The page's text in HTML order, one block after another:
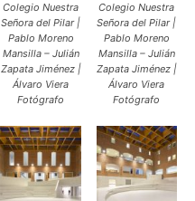
Colegio Nuestra
Señora del Pilar |
Pablo Moreno
Mansilla – Julián
Zapata Jiménez |
Álvaro Viera
Fotógrafo
Colegio Nuestra
Señora del Pilar |
Pablo Moreno
Mansilla – Julián
Zapata Jiménez |
Álvaro Viera
Fotógrafo